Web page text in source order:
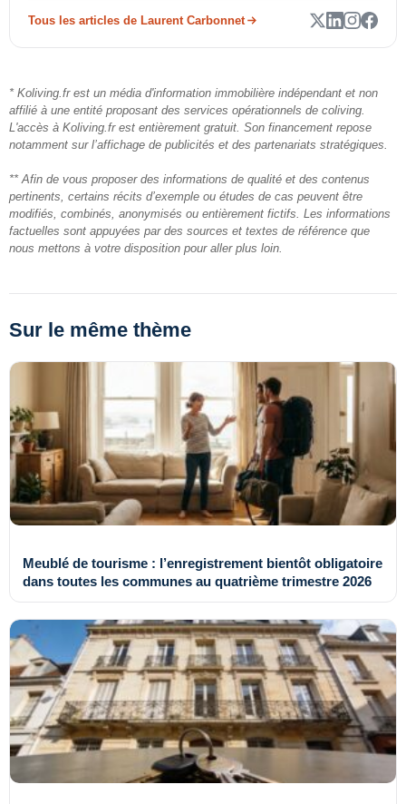
Tous les articles de Laurent Carbonnet
* Koliving.fr est un média d'information immobilière indépendant et non
affilié à une entité proposant des services opérationnels de coliving.
L'accès à Koliving.fr est entièrement gratuit. Son financement repose
notamment sur l’affichage de publicités et des partenariats stratégiques.
** Afin de vous proposer des informations de qualité et des contenus
pertinents, certains récits d’exemple ou études de cas peuvent être
modifiés, combinés, anonymisés ou entièrement fictifs. Les informations
factuelles sont appuyées par des sources et textes de référence que
nous mettons à votre disposition pour aller plus loin.
Sur le même thème
Meublé de tourisme : l’enregistrement bientôt obligatoire
dans toutes les communes au quatrième trimestre 2026